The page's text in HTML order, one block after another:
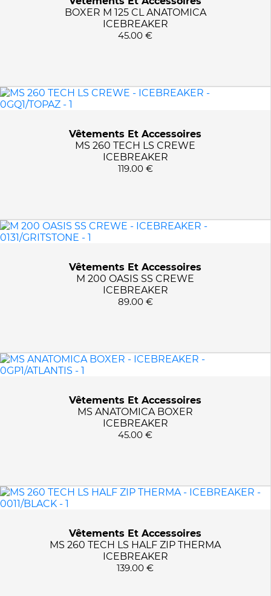
0L21/FLINT BLUEBOXER M 125 CL ANATOMICA
ICEBREAKER
45.00 €
Vêtements Et Accessoires
MS 260 TECH LS CREWE
ICEBREAKER
119.00 €
Vêtements Et Accessoires
M 200 OASIS SS CREWE
ICEBREAKER
89.00 €
Vêtements Et Accessoires
MS ANATOMICA BOXER
ICEBREAKER
45.00 €
Vêtements Et Accessoires
MS 260 TECH LS HALF ZIP THERMA
ICEBREAKER
139.00 €